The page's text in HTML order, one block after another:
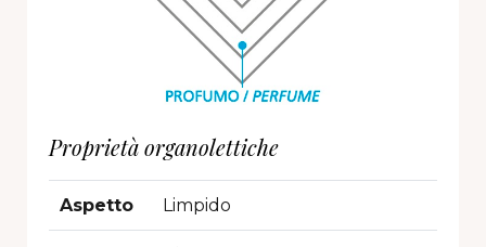
Proprietà organolettiche
Aspetto Limpido